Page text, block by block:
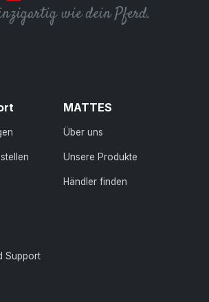
wie dein Pferd.
Support
MATTES
Über uns
Unsere Produkte
Händler finden